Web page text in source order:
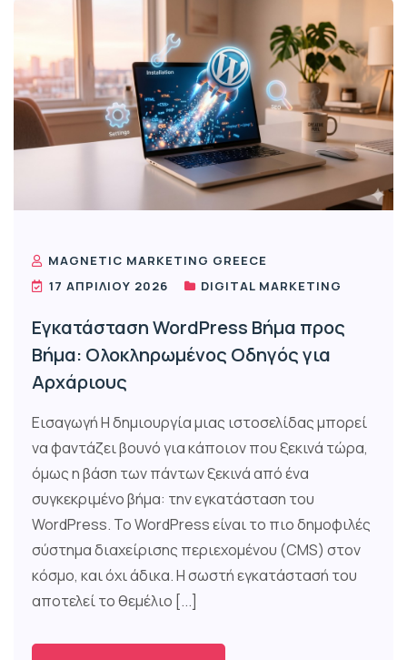
MAGNETIC MARKETING GREECE
17 ΑΠΡΙΛΊΟΥ 2026
DIGITAL MARKETING
Εγκατάσταση WordPress Βήμα προς
Βήμα: Ολοκληρωμένος Οδηγός για
Αρχάριους
Εισαγωγή Η δημιουργία μιας ιστοσελίδας μπορεί
να φαντάζει βουνό για κάποιον που ξεκινά τώρα,
όμως η βάση των πάντων ξεκινά από ένα
συγκεκριμένο βήμα: την εγκατάσταση του
WordPress. Το WordPress είναι το πιο δημοφιλές
σύστημα διαχείρισης περιεχομένου (CMS) στον
κόσμο, και όχι άδικα. Η σωστή εγκατάστασή του
αποτελεί το θεμέλιο [...]